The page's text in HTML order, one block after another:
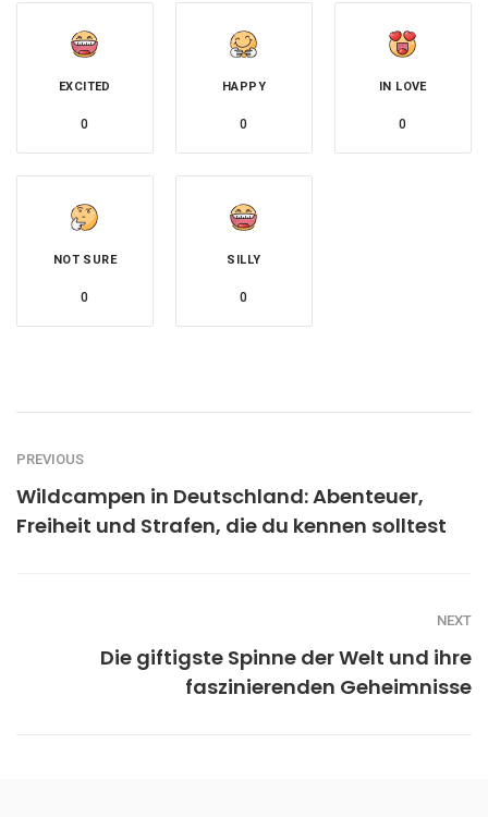
EXCITED
0
HAPPY
0
IN LOVE
0
NOT SURE
0
SILLY
0
PREVIOUS
Wildcampen in Deutschland: Abenteuer,
Freiheit und Strafen, die du kennen solltest
NEXT
Die giftigste Spinne der Welt und ihre
faszinierenden Geheimnisse